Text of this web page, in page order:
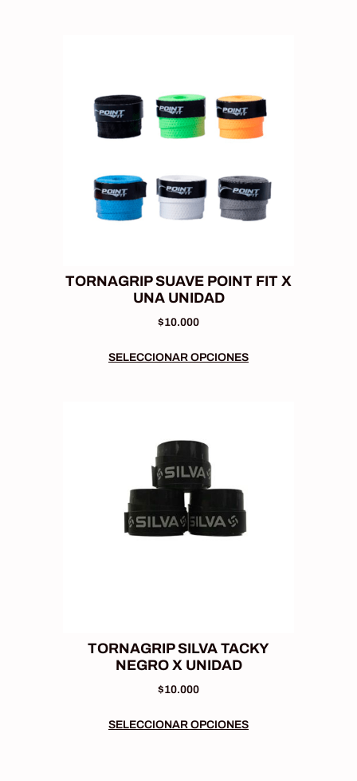
TORNAGRIP SUAVE POINT FIT X
UNA UNIDAD
$10.000
SELECCIONAR OPCIONES
TORNAGRIP SILVA TACKY
NEGRO X UNIDAD
$10.000
SELECCIONAR OPCIONES